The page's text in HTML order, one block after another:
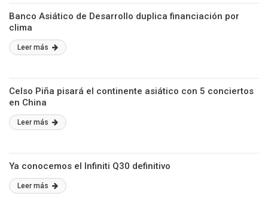
Banco Asiático de Desarrollo duplica financiación por
clima
Leer más
Celso Piña pisará el continente asiático con 5 conciertos
en China
Leer más
Ya conocemos el Infiniti Q30 definitivo
Leer más